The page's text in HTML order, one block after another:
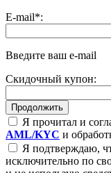
E-mail*:
Введите ваш e-mail
Скидочный купон:
Я прочитал и
AML/KYC и
Я подтверждаю,
исключительно по